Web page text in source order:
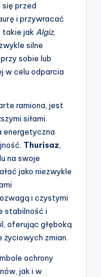
się przed
i przywracać
takie jak Algiz,
silne
sobie lub
w celu odparcia
ramiona, jest
siłami.
energetyczna
Thurisaz,
na swoje
jako niezwykle
i czystymi
stabilność i
oferując głęboką
życiowych zmian.
ochrony
jak i w